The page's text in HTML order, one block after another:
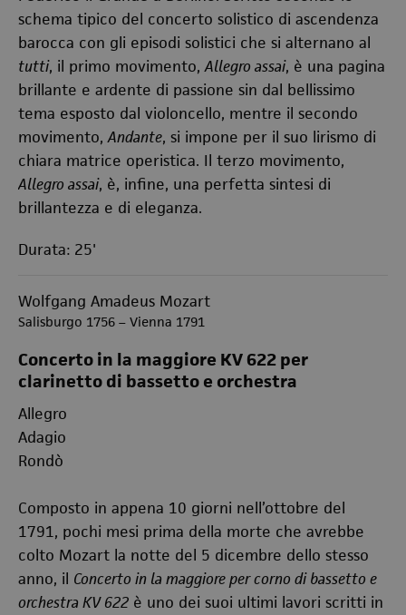
schema tipico del concerto solistico di ascendenza
barocca con gli episodi solistici che si alternano al
tutti, il primo movimento,Allegro assai, è una pagina
brillante e ardente di passione sin dal bellissimo
tema esposto dal violoncello, mentre il secondo
movimento,Andante, si impone per il suo lirismo di
chiara matrice operistica. Il terzo movimento,
Allegro assai, è, infine, una perfetta sintesi di
brillantezza e di eleganza.
Durata: 25'
Wolfgang Amadeus Mozart
Salisburgo 1756 – Vienna 1791
Concerto in la maggiore KV 622 per
clarinetto di bassetto e orchestra
Allegro
Adagio
Rondò
Composto in appena 10 giorni nell’ottobre del
1791, pochi mesi prima della morte che avrebbe
colto Mozart la notte del 5 dicembre dello stesso
anno, il Concerto in la maggiore per corno di bassetto e
orchestra KV 622 è uno dei suoi ultimi lavori scritti in